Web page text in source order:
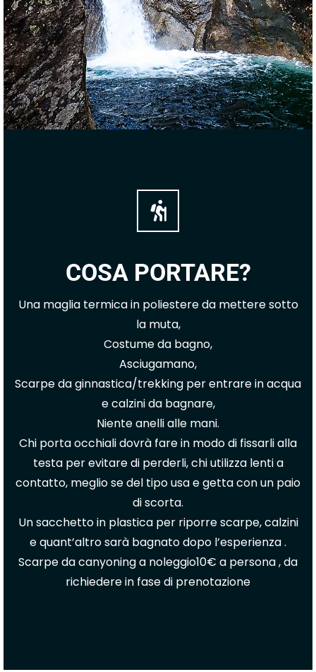
COSA PORTARE?
Una maglia termica in poliestere da mettere sotto
la muta,
Costume da bagno,
Asciugamano,
Scarpe da ginnastica/trekking per entrare in acqua
e calzini da bagnare,
Niente anelli alle mani.
Chi porta occhiali dovrà fare in modo di fissarli alla
testa per evitare di perderli, chi utilizza lenti a
contatto, meglio se del tipo usa e getta con un paio
di scorta.
Un sacchetto in plastica per riporre scarpe, calzini
e quant’altro sarà bagnato dopo l’esperienza .
Scarpe da canyoning a noleggio10€ a persona , da
richiedere in fase di prenotazione